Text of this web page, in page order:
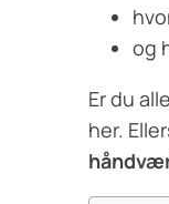
og
Er du
her.